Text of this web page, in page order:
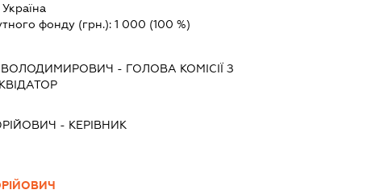
Україна
фонду (грн.): 1 000 (100 %)
ВОЛОДИМИРОВИЧ - ГОЛОВА КОМІСІЇ З
- КЕРІВНИК